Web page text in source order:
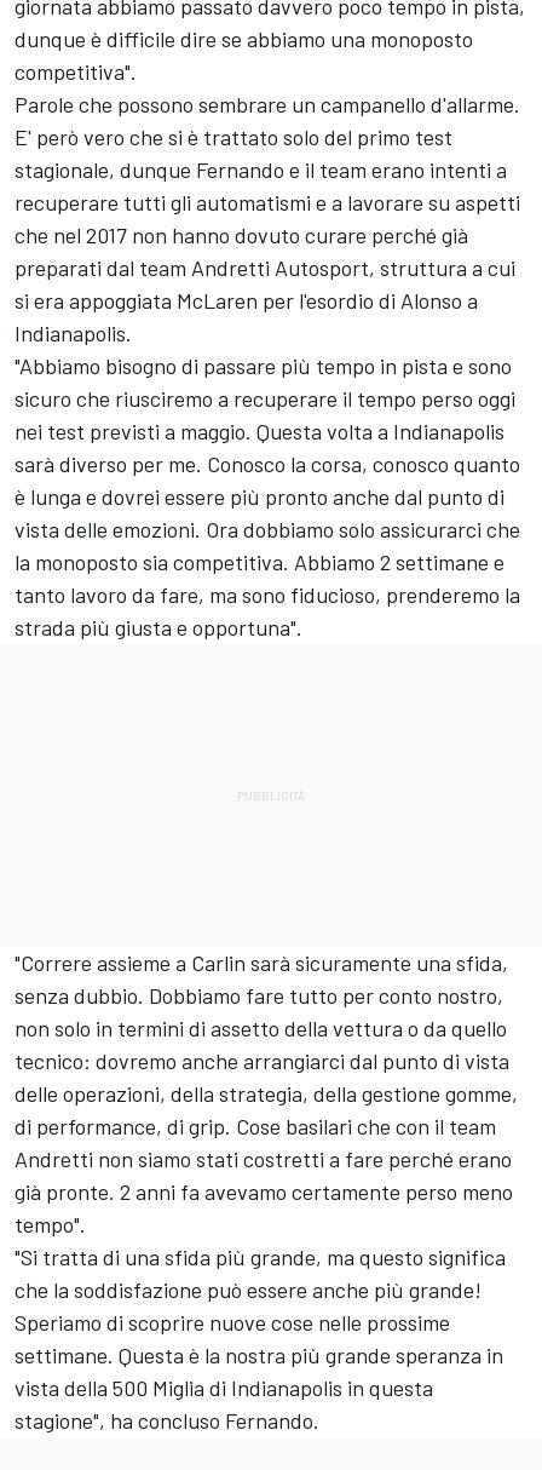
giornata abbiamo passato davvero poco tempo in pista,
dunque è difficile dire se abbiamo una monoposto
competitiva".
Parole che possono sembrare un campanello d'allarme.
E' però vero che si è trattato solo del primo test
stagionale, dunque Fernando e il team erano intenti a
recuperare tutti gli automatismi e a lavorare su aspetti
che nel 2017 non hanno dovuto curare perché già
preparati dal team Andretti Autosport, struttura a cui
si era appoggiata McLaren per l'esordio di Alonso a
Indianapolis.
"Abbiamo bisogno di passare più tempo in pista e sono
sicuro che riusciremo a recuperare il tempo perso oggi
nei test previsti a maggio. Questa volta a Indianapolis
sarà diverso per me. Conosco la corsa, conosco quanto
è lunga e dovrei essere più pronto anche dal punto di
vista delle emozioni. Ora dobbiamo solo assicurarci che
la monoposto sia competitiva. Abbiamo 2 settimane e
tanto lavoro da fare, ma sono fiducioso, prenderemo la
strada più giusta e opportuna".
"Correre assieme a Carlin sarà sicuramente una sfida,
senza dubbio. Dobbiamo fare tutto per conto nostro,
non solo in termini di assetto della vettura o da quello
tecnico: dovremo anche arrangiarci dal punto di vista
delle operazioni, della strategia, della gestione gomme,
di performance, di grip. Cose basilari che con il team
Andretti non siamo stati costretti a fare perché erano
già pronte. 2 anni fa avevamo certamente perso meno
tempo".
"Si tratta di una sfida più grande, ma questo significa
che la soddisfazione può essere anche più grande!
Speriamo di scoprire nuove cose nelle prossime
settimane. Questa è la nostra più grande speranza in
vista della 500 Miglia di Indianapolis in questa
stagione", ha concluso Fernando.